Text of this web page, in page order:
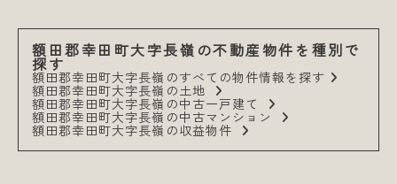
額田郡幸田町大字長嶺の不動産物件を種別で
探す
額田郡幸田町大字長嶺のすべての物件情報を探す
額田郡幸田町大字長嶺の土地
額田郡幸田町大字長嶺の中古一戸建て
額田郡幸田町大字長嶺の中古マンション
額田郡幸田町大字長嶺の収益物件